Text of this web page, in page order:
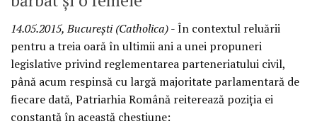
14.05.2015, Bucureşti (Catholica)- În contextul reluării
pentru a treia oară în ultimii ani a unei propuneri
legislative privind reglementarea parteneriatului civil,
până acum respinsă cu largă majoritate parlamentară de
fiecare dată, Patriarhia Română reiterează poziţia ei
constantă în această chestiune: